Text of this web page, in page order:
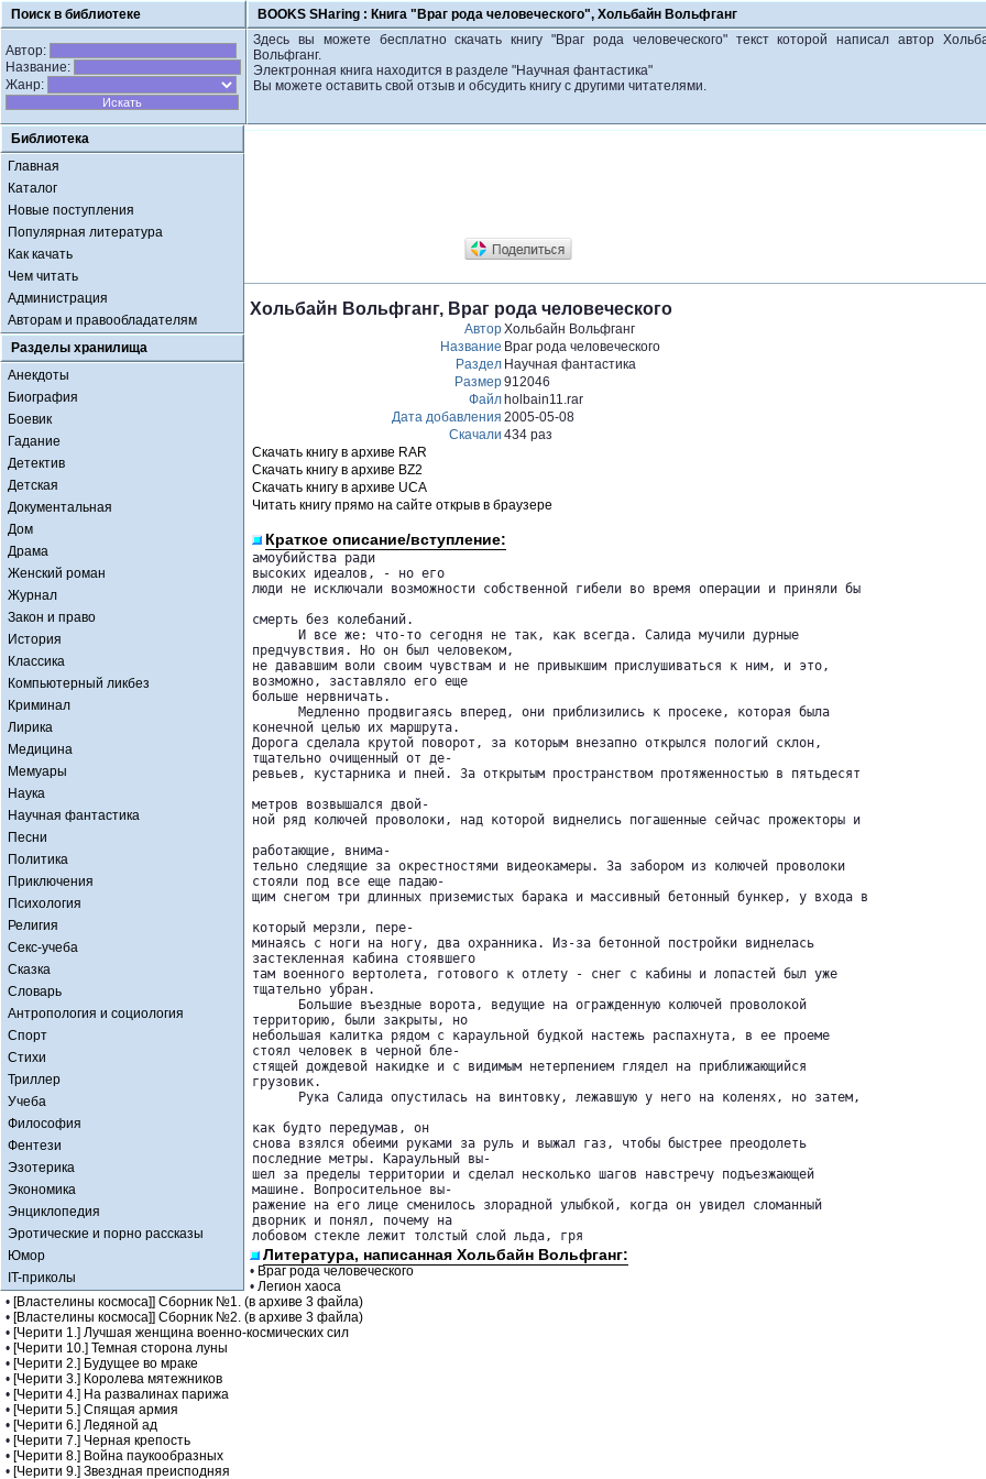
Поиск в библиотеке BOOKS SHaring : Книга "Враг рода человеческого", Хольбайн Вольфганг
Автор:
Название:
Жанр:
Здесь вы можете бесплатно скачать книгу "Враг рода человеческого" текст которой написал автор
Вольфганг.
Электронная книга находится в разделе "Научная фантастика"
Вы можете оставить свой отзыв и обсудить книгу с другими читателями.
Библиотека
Главная
Каталог
Новые поступления
Популярная литература
Как качать
Чем читать
Администрация
Авторам и правообладателям
Разделы хранилища
Анекдоты
Биография
Боевик
Гадание
Детектив
Детская
Документальная
Дом
Драма
Женский роман
Журнал
Закон и право
История
Классика
Компьютерный ликбез
Криминал
Лирика
Медицина
Мемуары
Наука
Научная фантастика
Песни
Политика
Приключения
Психология
Религия
Секс-учеба
Сказка
Словарь
Антропология и социология
Спорт
Стихи
Триллер
Учеба
Философия
Фентези
Эзотерика
Экономика
Энциклопедия
Эротические и порно рассказы
Юмор
IT-приколы
Хольбайн Вольфганг, Враг рода человеческого
АвторХольбайн Вольфганг
Название Враг рода человеческого
Раздел Научная фантастика
Размер912046
Файл holbain11.rar
Дата добавления 2005-05-08
Скачали 434 раз
Скачать книгу в архиве RAR
Скачать книгу в архиве BZ2
Скачать книгу в архиве UCA
Читать книгу прямо на сайте открыв в браузере
Краткое описание/вступление:
амоубийства ради
высоких идеалов, - но его
люди не исключали возможности собственной гибели во время операции и приняли бы
смерть без колебаний.
      И все же: что-то сегодня не так, как всегда. Салида мучили дурные
предчувствия. Но он был человеком,
не дававшим воли своим чувствам и не привыкшим прислушиваться к ним, и это,
возможно, заставляло его еще
больше нервничать.
      Медленно продвигаясь вперед, они приблизились к просеке, которая была
конечной целью их маршрута.
Дорога сделала крутой поворот, за которым внезапно открылся пологий склон,
тщательно очищенный от де-
ревьев, кустарника и пней. За открытым пространством протяженностью в пятьдесят
метров возвышался двой-
ной ряд колючей проволоки, над которой виднелись погашенные сейчас прожекторы и
работающие, внима-
тельно следящие за окрестностями видеокамеры. За забором из колючей проволоки
стояли под все еще падаю-
щим снегом три длинных приземистых барака и массивный бетонный бункер, у входа в
который мерзли, пере-
минаясь с ноги на ногу, два охранника. Из-за бетонной постройки виднелась
застекленная кабина стоявшего
там военного вертолета, готового к отлету - снег с кабины и лопастей был уже
тщательно убран.
      Большие въездные ворота, ведущие на огражденную колючей проволокой
территорию, были закрыты, но
небольшая калитка рядом с караульной будкой настежь распахнута, в ее проеме
стоял человек в черной бле-
стящей дождевой накидке и с видимым нетерпением глядел на приближающийся
грузовик.
      Рука Салида опустилась на винтовку, лежавшую у него на коленях, но затем,
как будто передумав, он
снова взялся обеими руками за руль и выжал газ, чтобы быстрее преодолеть
последние метры. Караульный вы-
шел за пределы территории и сделал несколько шагов навстречу подъезжающей
машине. Вопросительное вы-
ражение на его лице сменилось злорадной улыбкой, когда он увидел сломанный
дворник и понял, почему на
лобовом стекле лежит толстый слой льда, гря
Литература, написанная Хольбайн Вольфганг:
• Враг рода человеческого
• Легион хаоса
• [Властелины космоса]] Сборник №1. (в архиве 3 файла)
• [Властелины космоса]] Сборник №2. (в архиве 3 файла)
• [Черити 1.] Лучшая женщина военно-космических сил
• [Черити 10.] Темная сторона луны
• [Черити 2.] Будущее во мраке
• [Черити 3.] Королева мятежников
• [Черити 4.] На развалинах парижа
• [Черити 5.] Спящая армия
• [Черити 6.] Ледяной ад
• [Черити 7.] Черная крепость
• [Черити 8.] Война паукообразных
• [Черити 9.] Звездная преисподняя